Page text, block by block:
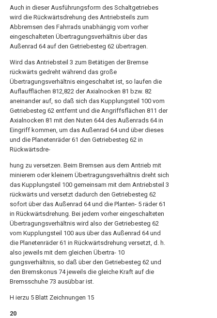
Auch in dieser Ausführungsform des Schaltgetriebes
wird die Rückwärtsdrehung des Antriebsteils zum
Abbremsen des Fahrrads unabhängig vom vorher
eingeschalteten Übertragungsverhältnis über das
Außenrad 64 auf den Getriebesteg 62 übertragen.
Wird das Antriebsteil 3 zum Betätigen der Bremse
rückwärts gedreht während das große
Übertragungsverhältnis eingeschaltet ist, so laufen die
Auflaufflächen 812,822 der Axialnocken 81 bzw. 82
aneinander auf, so daß sich das Kupplungsteil 100 vom
Getriebesteg 62 entfernt und die Angriffsflächen 811 der
Axialnocken 81 mit den Nuten 644 des Außenrads 64 in
Eingriff kommen, um das Außenrad 64 und über dieses
und die Planetenräder 61 den Getriebesteg 62 in
Rückwärtsdre-
hung zu versetzen. Beim Bremsen aus dem Antrieb mit
minierem oder kleinem Übertragungsverhältnis dreht sich
das Kupplungsteil 100 gemeinsam mit dem Antriebsteil 3
rückwärts und versetzt dadurch den Getriebesteg 62
sofort über das Außenrad 64 und die Planten- 5 räder 61
in Rückwärtsdrehung. Bei jedem vorher eingeschalteten
Übertragungsverhältnis wird also der Getriebesteg 62
vom Kupplungsteil 100 aus über das Außenrad 64 und
die Planetenräder 61 in Rückwärtsdrehung versetzt, d. h.
also jeweils mit dem gleichen Übertra- 10
gungsverhältnis, so daß über den Getriebesteg 62 und
den Bremskonus 74 jeweils die gleiche Kraft auf die
Bremsschuhe 73 ausübbar ist.
H ierzu 5 Blatt Zeichnungen 15
20